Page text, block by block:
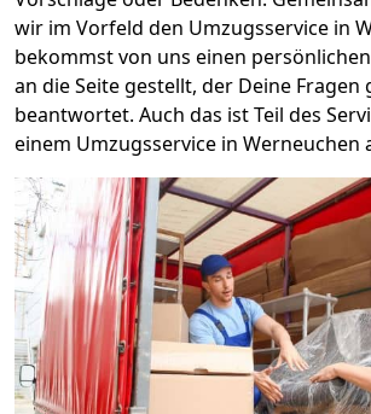
wir im Vorfeld den Umzugsservice in
bekommst von uns einen
an die Seite gestellt, der Deine Fragen
beantwortet. Auch das ist Teil des
einem Umzugsservice in Werneuchen